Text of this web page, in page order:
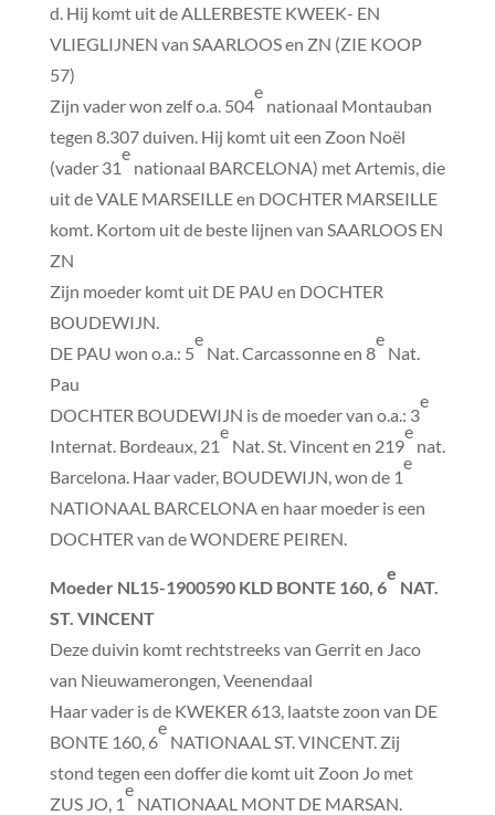
d. Hij komt uit de ALLERBESTE KWEEK- EN
VLIEGLIJNEN van SAARLOOS en ZN (ZIE KOOP
57)
Zijn vader won zelf o.a. 504
e
nationaal Montauban
tegen 8.307 duiven. Hij komt uit een Zoon Noël
(vader 31
e
nationaal BARCELONA) met Artemis, die
uit de VALE MARSEILLE en DOCHTER MARSEILLE
komt. Kortom uit de beste lijnen van SAARLOOS EN
ZN
Zijn moeder komt uit DE PAU en DOCHTER
BOUDEWIJN.
DE PAU won o.a.: 5
e
Nat. Carcassonne en 8
e
Nat.
Pau
DOCHTER BOUDEWIJN is de moeder van o.a.: 3
e
Internat. Bordeaux, 21
e
Nat. St. Vincent en 219
e
nat.
Barcelona. Haar vader, BOUDEWIJN, won de 1
e
NATIONAAL BARCELONA en haar moeder is een
DOCHTER van de WONDERE PEIREN.
MoederNL15-1900590 KLD BONTE 160, 6
e
NAT.
ST. VINCENT
Deze duivin komt rechtstreeks van Gerrit en Jaco
van Nieuwamerongen, Veenendaal
Haar vader is de KWEKER 613, laatste zoon van DE
BONTE 160, 6
e
NATIONAAL ST. VINCENT. Zij
stond tegen een doffer die komt uit Zoon Jo met
ZUS JO, 1
e
NATIONAAL MONT DE MARSAN.